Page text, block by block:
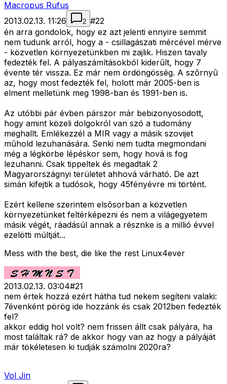
Macropus Rufus
2013.02.13. 11:26
2 #22
én arra gondolok, hogy ez azt jelenti ennyire semmit
nem tudunk arról, hogy a - csillagászati mércével mérve
- közvetlen környezetünkben mi zajlik. Hiszen tavaly
fedezték fel. A pályaszámításokból kiderûlt, hogy 7
évente tér vissza. Ez már nem ördöngösség. A szõrnyû
az, hogy most fedezték fel, holott már 2005-ben is
elment melletünk meg 1998-ban és 1991-ben is.
Az utóbbi pár évben párszor már bebizonyosodott,
hogy amint közeli dolgokról van szó a tudomány
meghallt. Emlékezzél a MIR vagy a másik szovijet
mûhold lezuhanására. Senki nem tudta megmondani
még a légkörbe lépéskor sem, hogy hová is fog
lezuhanni. Csak tippeltek és megadtak 2
Magyarországnyi területet ahhová várható. De azt
simán kifejtik a tudósok, hogy 45fényévre mi történt.
Ezért kellene szerintem elsõsorban a közvetlen
környezetünket feltérképezni és nem a világegyetem
másik végét, ráadásúl annak a résznke is a millió évvel
ezelötti múltját...
Mess with the best, die like the rest Linux4ever
2013.02.13. 03:04#21
nem értek hozzá ezért hátha tud nekem segíteni valaki:
7évenként pörög ide hozzánk és csak 2012ben fedezték
fel?
akkor eddig hol volt? nem frissen állt csak pályára, ha
most találtak rá? de akkor hogy van az hogy a pályáját
már tökéletesen ki tudják számolni 2020ra?
Vol Jin